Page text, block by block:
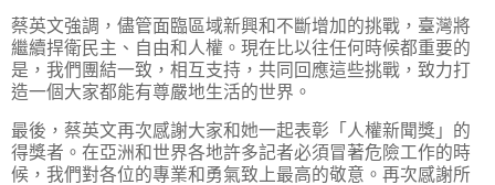
蔡英文強調，儘管面臨區域新興和不斷增加的挑戰，臺灣將
繼續捍衛民主、自由和人權。現在比以往任何時候都重要的
是，我們團結一致，相互支持，共同回應這些挑戰，致力打
造一個大家都能有尊嚴地生活的世界。
最後，蔡英文再次感謝大家和她一起表彰「人權新聞獎」的
得獎者。在亞洲和世界各地許多記者必須冒著危險工作的時
候，我們對各位的專業和勇氣致上最高的敬意。再次感謝所